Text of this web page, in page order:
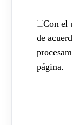
Con el
de
página.